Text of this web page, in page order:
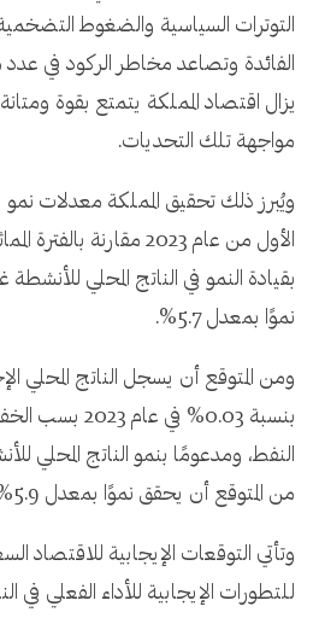
التوترات السياسية والضغوط
الفائدة وتصاعد مخاطر الركود في عدد
يزال اقتصاد المملكة يتمتع بقوة
مواجهة تلك التحديات.
الأول من عام 2023 مقارنة
بقيادة النمو في الناتج المحلي
نموًا بمعدل 5.7%.
ومن المتوقع أن يسجل الناتج المحلي
بنسبة 0.03% في
النفط، ومدعومًا بنمو الناتج المحلي
من المتوقع أن يحقق نموًا بمعدل 5.9%.
للتطورات الإيجابية للأداء الفعلي في